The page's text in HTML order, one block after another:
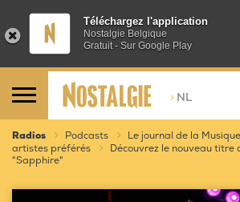
Téléchargez l'application
Nostalgie Belgique
Gratuit - Sur Google Play
> NL
Radios Podcasts
Le journal de la
artistes préférés
Découvrez le nouveau titre
"Sapphire"